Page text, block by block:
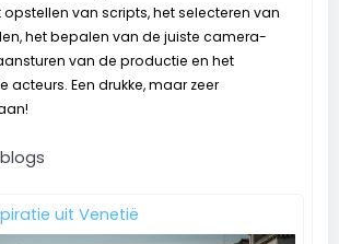
van scripts, het selecteren van
het bepalen van de juiste camera-
van de productie en het
acteurs. Een drukke, maar zeer
uit Venetië